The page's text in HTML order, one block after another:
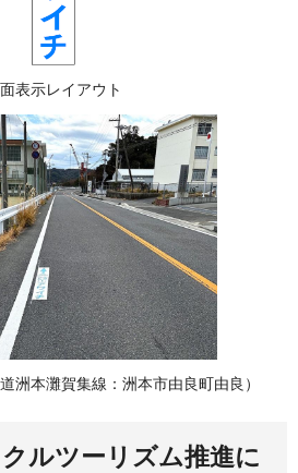
表示レイアウト
洲本灘賀集線：洲本市由良町由良）
ルツーリズム推進に